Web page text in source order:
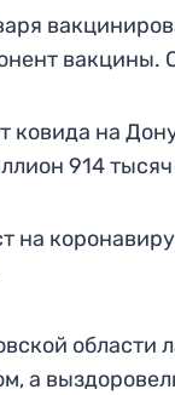
вакцины.
ковида на
914
на
а